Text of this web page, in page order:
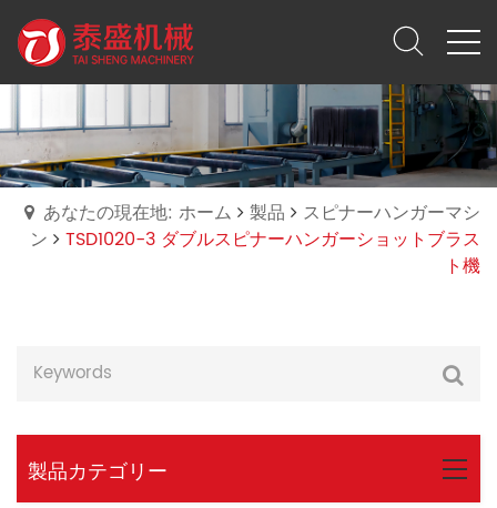
あなたの現在地: ホーム 製品
スピナーハンガーマシ
ン
TSD1020-3 ダブルスピナーハンガーショットブラス
ト機
製品カテゴリー